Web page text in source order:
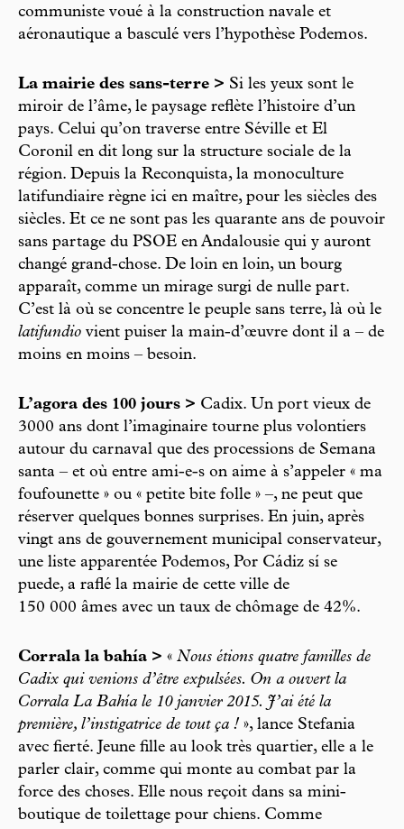
communiste voué à la construction navale et
aéronautique a basculé vers l’hypothèse Podemos.
La mairie des sans-terre > Si les yeux sont le
miroir de l’âme, le paysage reflète l’histoire d’un
pays. Celui qu’on traverse entre Séville et El
Coronil en dit long sur la structure sociale de la
région. Depuis la Reconquista, la monoculture
latifundiaire règne ici en maître, pour les siècles des
siècles. Et ce ne sont pas les quarante ans de pouvoir
sans partage du PSOE en Andalousie qui y auront
changé grand-chose. De loin en loin, un bourg
apparaît, comme un mirage surgi de nulle part.
C’est là où se concentre le peuple sans terre, là où le
latifundio vient puiser la main-d’œuvre dont il a – de
moins en moins – besoin.
L’agora des 100 jours > Cadix. Un port vieux de
3000 ans dont l’imaginaire tourne plus volontiers
autour du carnaval que des processions de Semana
santa – et où entre ami-e-s on aime à s’appeler « ma
foufounette » ou « petite bite folle » –, ne peut que
réserver quelques bonnes surprises. En juin, après
vingt ans de gouvernement municipal conservateur,
une liste apparentée Podemos, Por Cádiz sí se
puede, a raflé la mairie de cette ville de
150 000 âmes avec un taux de chômage de 42%.
Corrala la bahía > « Nous étions quatre familles de
Cadix qui venions d’être expulsées. On a ouvert la
Corrala La Bahía le 10 janvier 2015. J’ai été la
première, l’instigatrice de tout ça ! », lance Stefania
avec fierté. Jeune fille au look très quartier, elle a le
parler clair, comme qui monte au combat par la
force des choses. Elle nous reçoit dans sa mini-
boutique de toilettage pour chiens. Comme